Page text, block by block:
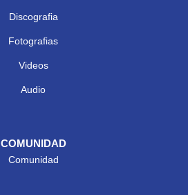
Discografia
Fotografias
Videos
Audio
COMUNIDAD
Comunidad